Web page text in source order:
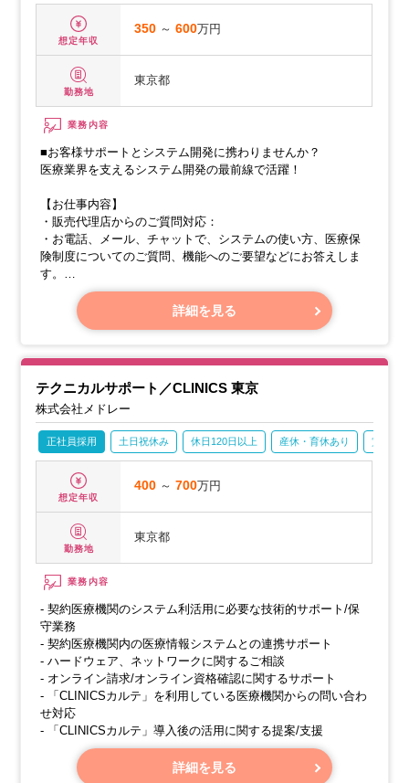
想定年収
350 ～600万円
勤務地
東京都
業務内容
■お客様サポートとシステム開発に携わりませんか？
医療業界を支えるシステム開発の最前線で活躍！
【お仕事内容】
・販売代理店からのご質問対応：
・お電話、メール、チャットで、システムの使い方、医療保
険制度についてのご質問、機能へのご要望などにお答えしま
す。
・レセプトコンピューターのアップデート対応：
・新しい機能の検討や、リリース前の動作確認、わかりやす
いマニュアルの作成などを行います。
詳細を見る
テクニカルサポート／CLINICS 東京
株式会社メドレー
正社員採用 土日祝休み 休日120日以上 産休・育休あり 賞与あ
想定年収
400 ～700万円
勤務地
東京都
業務内容
- 契約医療機関のシステム利活用に必要な技術的サポート/保
守業務
- 契約医療機関内の医療情報システムとの連携サポート
- ハードウェア、ネットワークに関するご相談
- オンライン請求/オンライン資格確認に関するサポート
- 「CLINICSカルテ」を利用している医療機関からの問い合わ
せ対応
- 「CLINICSカルテ」導入後の活用に関する提案/支援
詳細を見る